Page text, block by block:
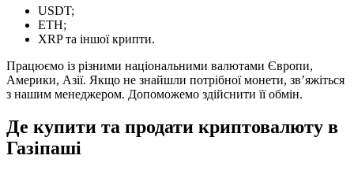
USDT;
ETH;
XRP та іншої крипти.
Працюємо із різними національними валютами Європи,
Америки, Азії. Якщо не знайшли потрібної монети, зв’яжіться
з нашим менеджером. Допоможемо здійснити її обмін.
Де купити та продати криптовалюту в
Газіпаші